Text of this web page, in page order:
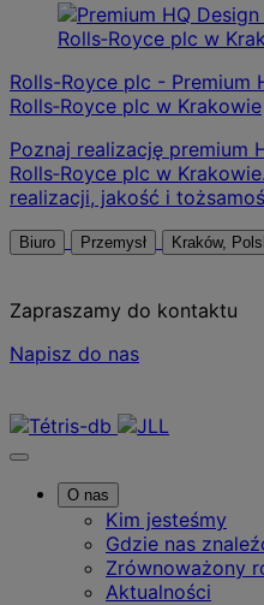
Rolls-Royce plc - Premium
Rolls‑Royce plc w Krakowie
Poznaj realizację premium
Rolls‑Royce plc w
realizacji, jakość i
Biuro Przemysł Kraków,
Zapraszamy do kontaktu
Napisz do nas
O nas
Kim jesteśmy
Gdzie nas
Zrównoważony
Aktualności